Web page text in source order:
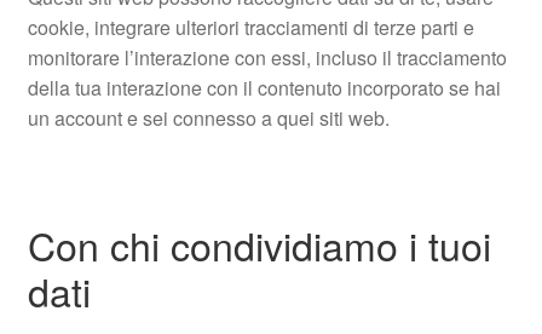
cookie, integrare ulteriori tracciamenti di terze parti e
monitorare l’interazione con essi, incluso il tracciamento
della tua interazione con il contenuto incorporato se hai
un account e sei connesso a quei siti web.
Con chi condividiamo i tuoi
dati